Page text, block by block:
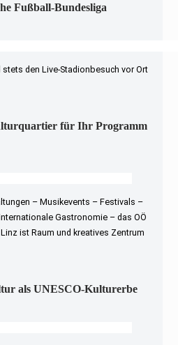
Fußball-Bundesliga
den Live-Stadionbesuch vor Ort
für Ihr Programm
– Musikevents – Festivals –
Gastronomie – das OÖ
ist Raum und kreatives Zentrum
als UNESCO-Kulturerbe